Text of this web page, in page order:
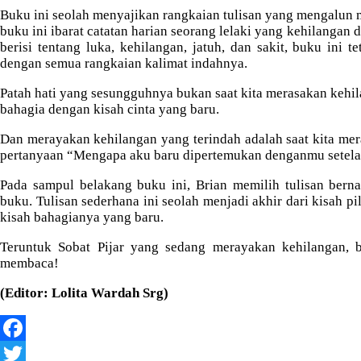
Buku ini seolah menyajikan rangkaian tulisan yang mengalun
buku ini ibarat catatan harian seorang lelaki yang kehilangan
berisi tentang luka, kehilangan, jatuh, dan sakit, buku ini
dengan semua rangkaian kalimat indahnya.
Patah hati yang sesungguhnya bukan saat kita merasakan
bahagia dengan kisah cinta yang baru.
Dan merayakan kehilangan yang terindah adalah saat kita
pertanyaan “Mengapa aku baru dipertemukan denganmu
Pada sampul belakang buku ini, Brian memilih tulisan
buku. Tulisan sederhana ini seolah menjadi akhir dari kisah
kisah bahagianya yang baru.
Teruntuk Sobat Pijar yang sedang merayakan
membaca!
(Editor: Lolita Wardah Srg)
F